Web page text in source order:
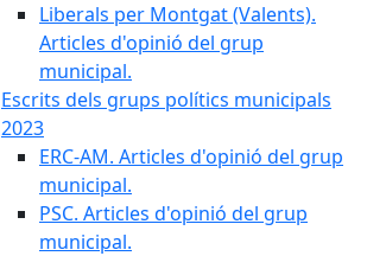
Liberals per Montgat (Valents).
Articles d'opinió del grup
municipal.
Escrits dels grups polítics municipals
2023
ERC-AM. Articles d'opinió del grup
municipal.
PSC. Articles d'opinió del grup
municipal.